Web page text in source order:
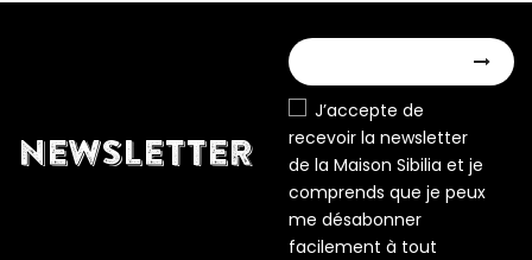
NEWSLETTER
J’accepte de
recevoir la newsletter
de la Maison Sibilia et je
comprends que je peux
me désabonner
facilement à tout